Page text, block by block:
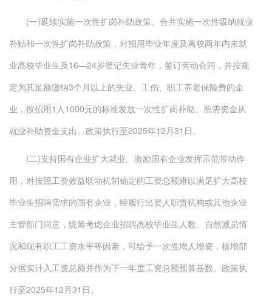
(一)延续实施一次性扩岗补助政策。合并实施一次性吸纳就业
补贴和一次性扩岗补助政策，对招用毕业年度及离校两年内未就
业高校毕业生及16—24岁登记失业青年，签订劳动合同，并按规
定为其足额缴纳3个月以上的失业、工伤、职工养老保险费的企
业，按招用1人1000元的标准发放一次性扩岗补助。所需资金从
就业补助资金支出。政策执行至2025年12月31日。
(二)支持国有企业扩大就业。激励国有企业发挥示范带动作
用，对按照工资效益联动机制确定的工资总额难以满足扩大高校
毕业生招聘需求的国有企业，经履行出资人职责机构或其他企业
主管部门同意，统筹考虑企业招聘高校毕业生人数、自然减员情
况和现有职工工资水平等因素，可给予一次性增人增资，核增部
分据实计入工资总额并作为下一年度工资总额预算基数。政策执
行至2025年12月31日。